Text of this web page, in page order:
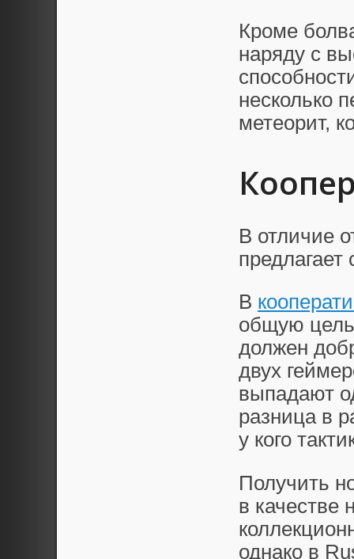
Кроме
наряду с
несколько
метеорит,
В отличие
В
общую
должен
двух
выпадают
разница в
у кого
Получить
в качестве
однако в